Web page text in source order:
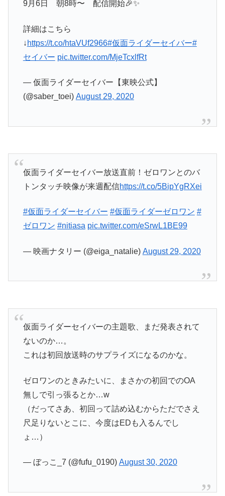
9月6日 朝8時〜 配信開始🎉✨
詳細はこちら
↓ https://t.co/htaVUf2966#仮面ライダーセイバー#
セイバー pic.twitter.com/MjeTcxlfRt
— 仮面ライダーセイバー【東映公式】
(@saber_toei) August 29, 2020
仮面ライダーセイバー放送直前！ゼロワンとのバ
トンタッチ映像が来週配信https://t.co/5BipYgRXei
#仮面ライダーセイバー #仮面ライダーゼロワン #
ゼロワン #nitiasa pic.twitter.com/eSrwL1BE99
— 映画ナタリー (@eiga_natalie) August 29, 2020
仮面ライダーセイバーの主題歌、まだ発表されて
ないのか…。
これは初回放送時のサプライズになるのかな。
ゼロワンのときみたいに、まさかの初回でのOA
無しで引っ張るとか…w
（だってさあ、初回って詰め込むからただでさえ
尺足りないとこに、今度はEDも入るんでし
ょ…）
— ぼっこ_7 (@fufu_0190) August 30, 2020